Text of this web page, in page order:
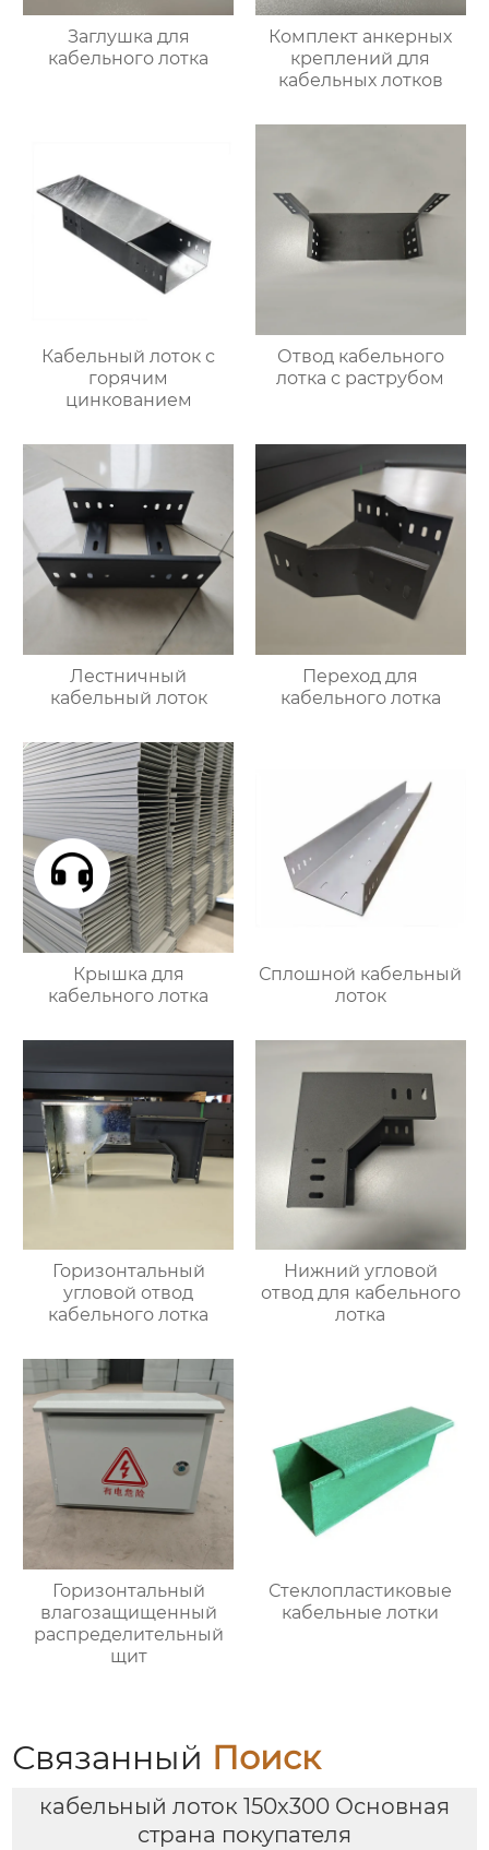
Заглушка для
кабельного лотка
Комплект анкерных
креплений для
кабельных лотков
Кабельный лоток с
горячим
цинкованием
Отвод кабельного
лотка с раструбом
Лестничный
кабельный лоток
Переход для
кабельного лотка
Крышка для
кабельного лотка
Сплошной кабельный
лоток
Горизонтальный
угловой отвод
кабельного лотка
Нижний угловой
отвод для кабельного
лотка
Горизонтальный
влагозащищенный
распределительный
щит
Стеклопластиковые
кабельные лотки
Связанный Поиск
кабельный лоток 150х300 Основная
страна покупателя